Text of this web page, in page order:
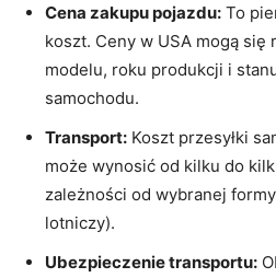
Cena zakupu pojazdu: To
koszt. Ceny w USA mogą się
modelu, roku produkcji i
samochodu.
Transport: Koszt przesyłki
może wynosić od kilku do
zależności od wybranej
lotniczy).
Ubezpieczenie transportu: